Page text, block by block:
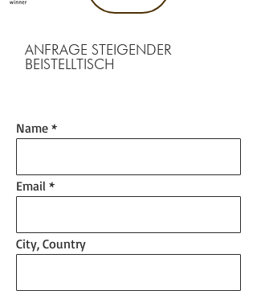
ANFRAGE STEIGENDER
BEISTELLTISCH
Name
Email
City, Country